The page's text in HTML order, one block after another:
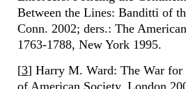
Between the Lines: Banditti of
Conn. 2002; ders.: The
1763-1788, New York 1995.
[3] Harry M. Ward: The War for
of American Society, London